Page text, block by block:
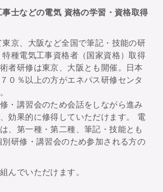
士などの電気 資格の学習・資格取得
京、大阪など全国で筆記・技能の研
種電気工事資格者（国家資格）取得
者研修は東京、大阪とも開催。日本
０％以上の方がエネパス研修センタ
・講習会のため会話をしながら進み
効果的に修得していただけます。 電
、第一種・第二種、筆記・技能とも
研修・講習会のため参加される方の
んでいただけます。